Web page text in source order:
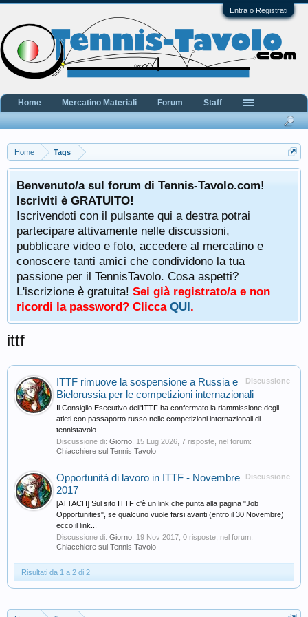
Entra o Registrati
Home Tags
Benvenuto/a sul forum di Tennis-Tavolo.com!
Iscriviti è GRATUITO!
Iscrivendoti con il pulsante qui a destra potrai
partecipare attivamente nelle discussioni,
pubblicare video e foto, accedere al mercatino e
conoscere tanti amici che condividono la tua
passione per il TennisTavolo. Cosa aspetti?
L'iscrizione è gratuita! Sei già registrato/a e non
ricordi la password? Clicca QUI.
ittf
Discussione
ITTF rimuove la sospensione a Russia e
Bielorussia per le competizioni internazionali
Il Consiglio Esecutivo dell'ITTF ha confermato la riammissione degli
atleti con passaporto russo nelle competizioni internazionali di
tennistavolo...
Discussione di: Giorno 15 Lug 2026 , 7 risposte, nel forum:
Chiacchiere sul Tennis Tavolo
Discussione
Opportunità di lavoro in ITTF - Novembre
2017
[ATTACH] Sul sito ITTF c'è un link che punta alla pagina "Job
Opportunities", se qualcuno vuole farsi avanti (entro il 30 Novembre)
ecco il link...
Discussione di: Giorno 19 Nov 2017 , 0 risposte, nel forum:
Chiacchiere sul Tennis Tavolo
Risultati da 1 a 2 di 2
Home Mercatino Materiali Forum Staff